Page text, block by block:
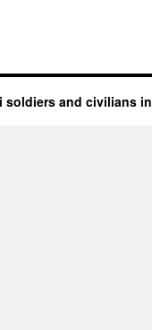
soldiers and civilians